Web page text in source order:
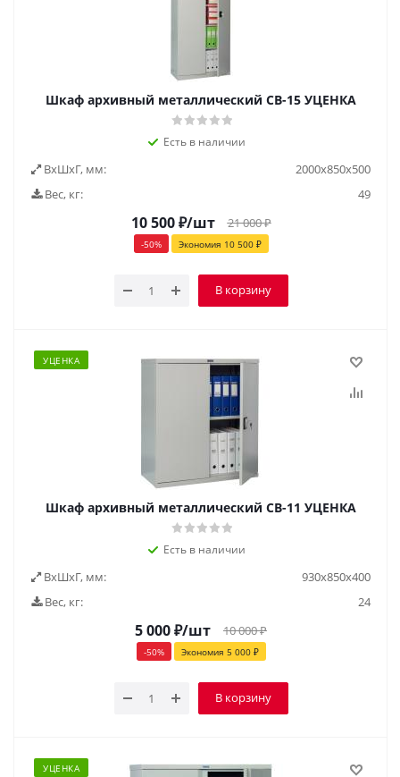
Шкаф архивный металлический СВ-15 УЦЕНКА
Есть в наличии
ВxШxГ, мм:
2000х850х500
Вес, кг:
49
10 500₽/шт 21 000₽
-50% Экономия 10 500₽
В корзину
УЦЕНКА
Шкаф архивный металлический СВ-11 УЦЕНКА
Есть в наличии
ВxШxГ, мм:
930х850х400
Вес, кг:
24
5 000₽/шт 10 000₽
-50% Экономия 5 000₽
В корзину
УЦЕНКА